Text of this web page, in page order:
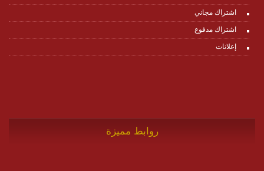
اشتراك مجاني
اشتراك مدفوع
إعلانات
روابط مميزة